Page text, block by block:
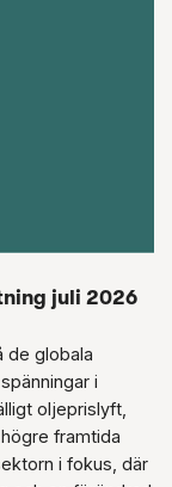
juli 2026
de globala
i
oljeprislyft,
framtida
i fokus, där